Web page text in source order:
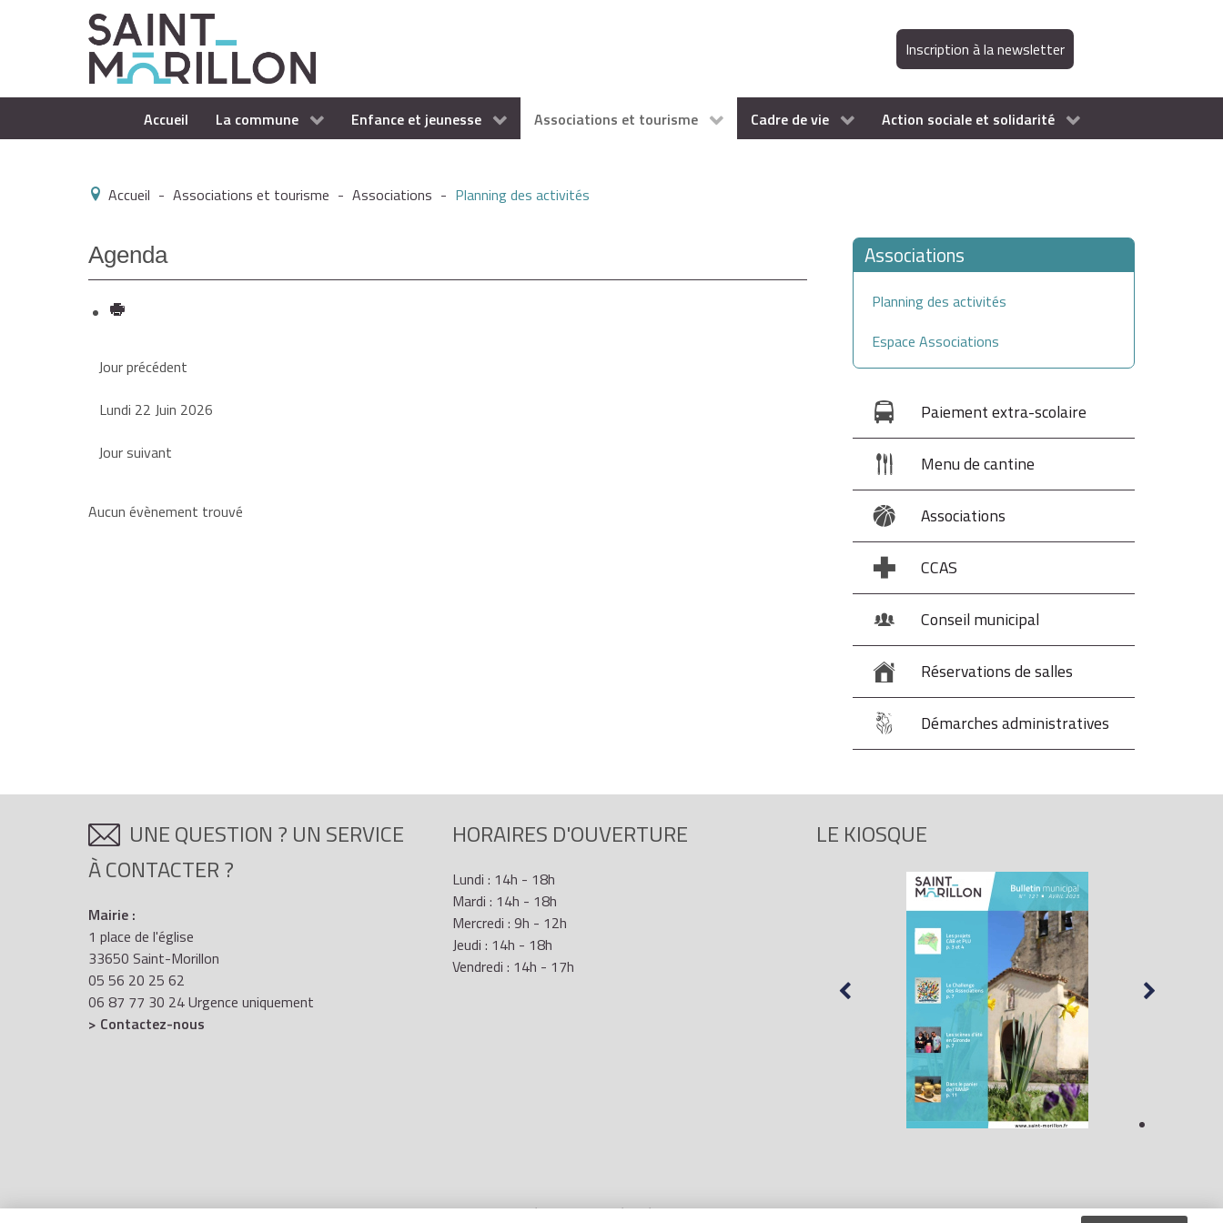
Inscription à la newsletter
Accueil La commune Enfance et jeunesse Associations et tourisme Cadre de vie Action sociale et solidarité
Accueil - Associations et tourisme - Associations - Planning des activités
Agenda
Jour précédent
Lundi 22 Juin 2026
Jour suivant
Aucun évènement trouvé
Associations
Planning des activités
Espace Associations
Paiement extra-scolaire
Menu de cantine
Associations
CCAS
Conseil municipal
Réservations de salles
Démarches administratives
UNE QUESTION ? UN SERVICE
À CONTACTER ?
Mairie :
1 place de l'église
33650 Saint-Morillon
05 56 20 25 62
06 87 77 30 24 Urgence uniquement
> Contactez-nous
HORAIRES D'OUVERTURE
Lundi : 14h - 18h
Mardi : 14h - 18h
Mercredi : 9h - 12h
Jeudi : 14h - 18h
Vendredi : 14h - 17h
LE KIOSQUE
Mentions Légales- Site réalisé parLR Marketing